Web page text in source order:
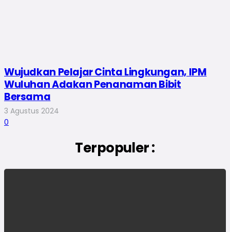
Wujudkan Pelajar Cinta Lingkungan, IPM
Wuluhan Adakan Penanaman Bibit
Bersama
3 Agustus 2024
0
Terpopuler :